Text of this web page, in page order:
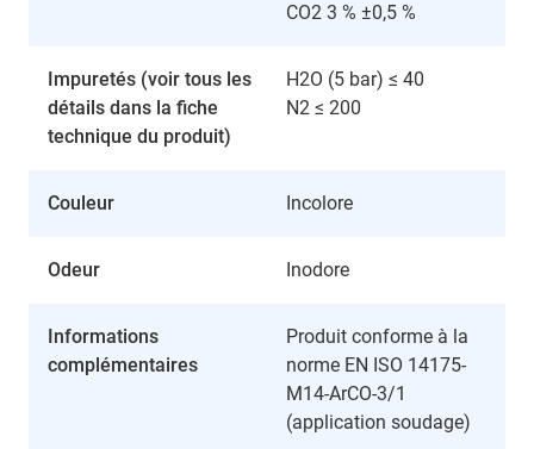
CO2 3 % ±0,5 %
Impuretés (voir tous les
détails dans la fiche
technique du produit)
H2O (5 bar) ≤ 40
N2 ≤ 200
Couleur Incolore
Odeur Inodore
Informations
complémentaires
Produit conforme à la
norme EN ISO 14175-
M14-ArCO-3/1
(application soudage)